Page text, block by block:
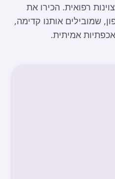
רפואית. הכירו את
שמובילים אותנו קדימה,
אמיתית.